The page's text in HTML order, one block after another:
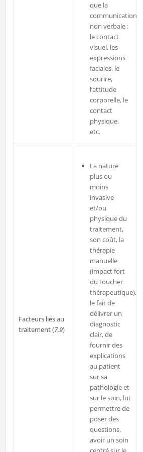
que la
communication
non verbale :
le contact
visuel, les
expressions
faciales, le
sourire,
l’attitude
corporelle, le
contact
physique,
etc.
Facteurs liés au
traitement (7,9)
La nature
plus ou
moins
invasive
et/ou
physique du
traitement,
son coût, la
thérapie
manuelle
(impact fort
du toucher
thérapeutique),
le fait de
délivrer un
diagnostic
clair, de
fournir des
explications
au patient
sur sa
pathologie et
sur le soin, lui
permettre de
poser des
questions,
avoir un soin